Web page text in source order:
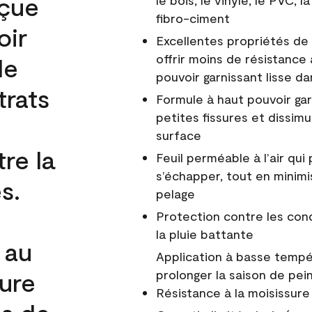
la
fibro-ciment
Excellentes propriétés
offrir moins de résistance
pouvoir garnissant lisse
Formule à haut pouvoir
petites fissures et
surface
Feuil perméable à l’air
s’échapper, tout en
pelage
Protection contre les
la pluie battante
Application à basse
prolonger la saison de
Résistance à la moisissure